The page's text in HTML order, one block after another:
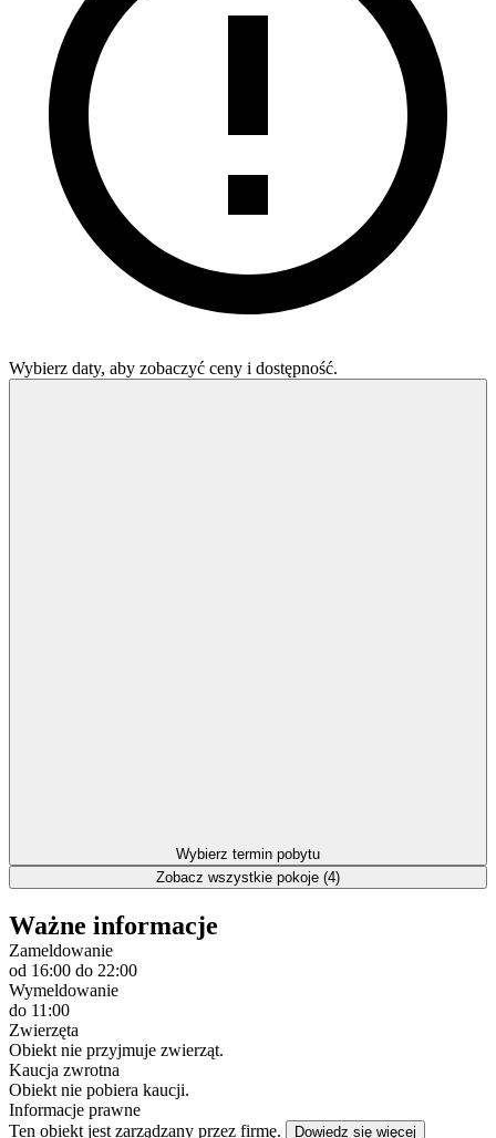
Wybierz daty, aby zobaczyć ceny i dostępność.
Wybierz termin pobytu
Zobacz wszystkie pokoje (4)
Ważne informacje
Zameldowanie
od 16:00 do 22:00
Wymeldowanie
do 11:00
Zwierzęta
Obiekt nie przyjmuje zwierząt.
Kaucja zwrotna
Obiekt nie pobiera kaucji.
Informacje prawne
Ten obiekt jest zarządzany przez firmę.
Dowiedz się więcej